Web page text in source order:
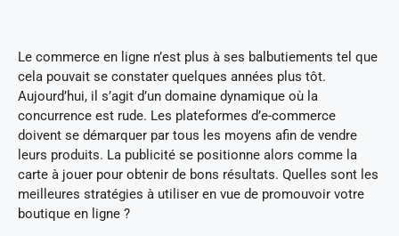
Le commerce en ligne n’est plus à ses balbutiements tel que
cela pouvait se constater quelques années plus tôt.
Aujourd’hui, il s’agit d’un domaine dynamique où la
concurrence est rude. Les plateformes d’e-commerce
doivent se démarquer par tous les moyens afin de vendre
leurs produits. La publicité se positionne alors comme la
carte à jouer pour obtenir de bons résultats. Quelles sont les
meilleures stratégies à utiliser en vue de promouvoir votre
boutique en ligne ?